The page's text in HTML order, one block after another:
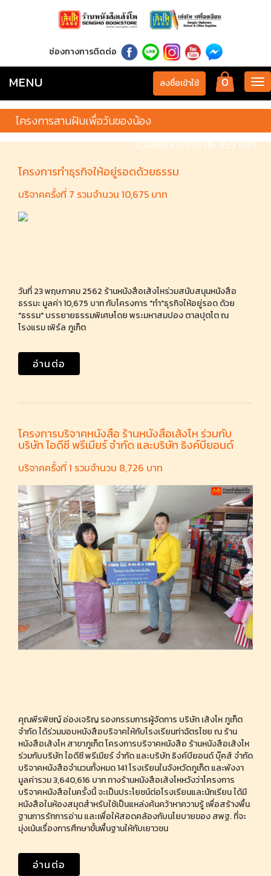
ช่องทางการติดต่อ
0
ลงชื่อเข้าใช้
MENU
โครงการสานฝันเพื่อวันของน้อง
รวมยอดบริจาค 116,459 บาท
โครงการทำธุรกิจให้อยู่รอดด้วยธรรม
บริจาคครั้งที่ 7 รวมจำนวน 10,675 บาท
วันที่ 23 พฤษภาคม 2562 ร้านหนังสือเส้งโหร่วมสนับสนุนหนังสือ
ธรรมะ มูลค่า 10,675 บาท กับโครงการ "ทำ"ธุรกิจให้อยู่รอด ด้วย
"ธรรม" บรรยายธรรมพิเศษโดย พระมหาสมปอง ตาลปุตโต ณ
โรงแรม เพิร์ล ภูเก็ต
อ่านต่อ
โครงการบริจาคหนังสือ ร้านหนังสือเส้งโห ร่วมกับ
บริษัท ไอดีซี พรีเมียร์ จำกัด และบริษัท ธิงค์บียอนด์
บริจาคครั้งที่ 1 รวมจำนวน 8,726 บาท
คุณพีรพิชญ์ อ่องเจริญ รองกรรมการผู้จัดการ บริษัท เส้งโห ภูเก็ต
จำกัด ได้ร่วมมอบหนังสือบริจาคให้กับโรงเรียนท่าฉัตรไชย ณ ร้าน
หนังสือเส้งโห สาขาภูเก็ต โครงการบริจาคหนังสือ ร้านหนังสือเส้งโห
ร่วมกับบริษัท ไอดีซี พรีเมียร์ จำกัด และบริษัท ธิงค์บียอนด์ บุ๊คส์ จำกัด
บริจาคหนังสือจำนวนทั้งหมด 141 โรงเรียนในจังหวัดภูเก็ต และพังงา
มูลค่ารวม 3,640,616 บาท ทางร้านหนังสือเส้งโหหวังว่าโครงการ
บริจาคหนังสือในครั้งนี้ จะเป็นประโยชน์ต่อโรงเรียนและนักเรียน ได้มี
หนังสือในห้องสมุดสำหรับใช้เป็นแหล่งค้นคว้าหาความรู้ เพื่อสร้างพื้น
ฐานการรักการอ่าน และเพื่อให้สอดคล้องกับนโยบายของ สพฐ. ที่จะ
มุ่งเน้นเรื่องการศึกษาขั้นพื้นฐานให้กับเยาวชน
อ่านต่อ